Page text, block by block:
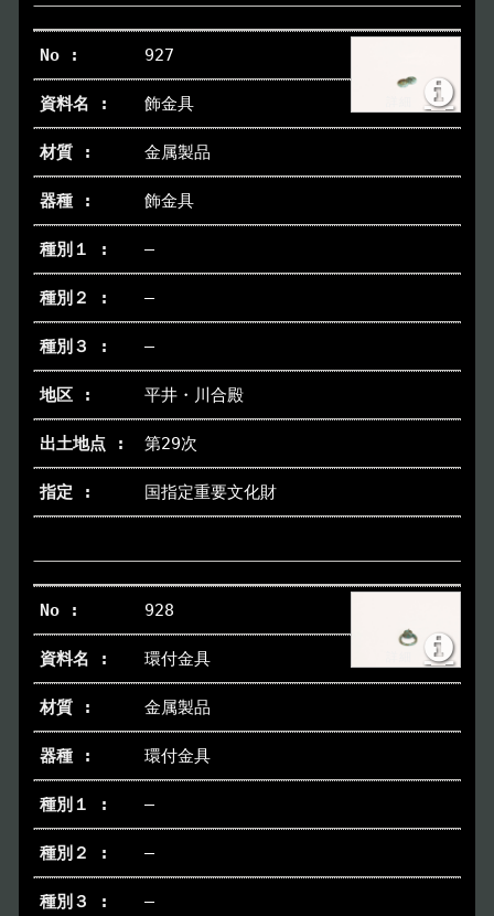
927
飾金具
金属製品
飾金具
―
―
―
平井・川合殿
第29次
国指定重要文化財
928
環付金具
金属製品
環付金具
―
―
―